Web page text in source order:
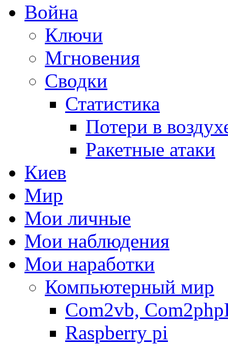
Война
Ключи
Мгновения
Сводки
Статистика
Потери в
Ракетные атаки
Киев
Мир
Мои личные
Мои наблюдения
Мои наработки
Компьютерный мир
Com2vb,
Raspberry pi